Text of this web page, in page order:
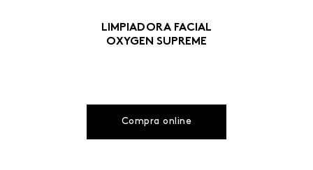
LIMPIADORA FACIAL
OXYGEN SUPREME
Compra online